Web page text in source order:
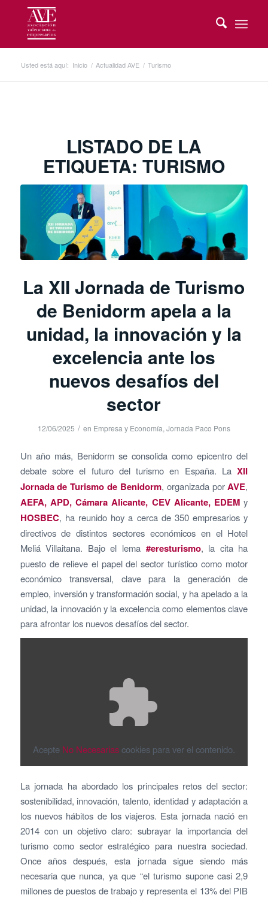
Usted está aquí: Inicio / Actualidad AVE / Turismo
LISTADO DE LA
ETIQUETA: TURISMO
La XII Jornada de Turismo
de Benidorm apela a la
unidad, la innovación y la
excelencia ante los
nuevos desafíos del
sector
12/06/2025 / en Empresa y Economía, Jornada Paco Pons
Un año más, Benidorm se consolida como epicentro del
debate sobre el futuro del turismo en España. LaXII
Jornada de Turismo de Benidorm, organizada porAVE,
AEFA, APD, Cámara Alicante, CEV Alicante, EDEM y
HOSBEC, ha reunido hoy a cerca de 350 empresarios y
directivos de distintos sectores económicos en el Hotel
Meliá Villaitana. Bajo el lema #eresturismo, la cita ha
puesto de relieve el papel del sector turístico como motor
económico transversal, clave para la generación de
empleo, inversión y transformación social, y ha apelado a la
unidad, la innovación y la excelencia como elementos clave
para afrontar los nuevos desafíos del sector.
Acepte No Necesariascookies para ver el contenido.
La jornada ha abordado los principales retos del sector:
sostenibilidad, innovación, talento, identidad y adaptación a
los nuevos hábitos de los viajeros. Esta jornada nació en
2014 con un objetivo claro: subrayar la importancia del
turismo como sector estratégico para nuestra sociedad.
Once años después, esta jornada sigue siendo más
necesaria que nunca, ya que “el turismo supone casi 2,9
millones de puestos de trabajo y representa el 13% del PIB